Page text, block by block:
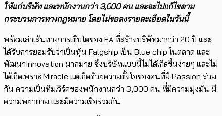
ให้แก่บริษัท และพนักงานกว่า 3,000 คน และจะไปแก้ไขตาม
กระบวนการทางกฎหมาย โดยไม่ขอลงรายละเอียดในวันนี้
พร้อมเล่าเส้นทางการเติบโตของ EA ที่สร้างบริษัทมากว่า 20 ปี และ
ได้รับการยอมรับว่าเป็นหุ้น Falgship เป็น Blue chip ในตลาด และ
พัฒนา​Innovation มากมาย ซึ่ง​บริษัทแบบนี้ไม่ได้เกิดขึ้นง่ายๆ และไม่
ได้เกิดเพราะ Miracle แต่เกิดด้วยความตั้งใจของคนที่มี Passion ร่วม
กัน ความเป็นทีมเวิร์คของพนักงานกว่า 3,000 คน ที่มีความมุ่งมั่น มี
ความพยายาม และมีความเชื่อร่วมกัน